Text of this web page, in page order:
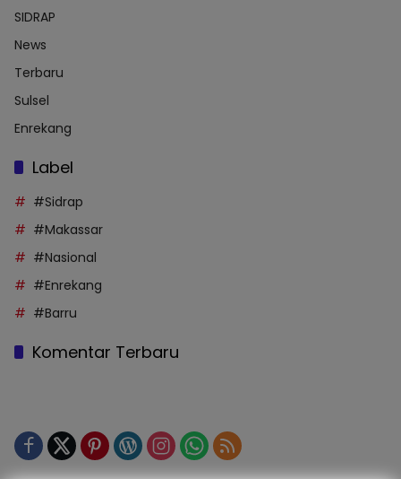
SIDRAP
News
Terbaru
Sulsel
Enrekang
Label
#Sidrap
#Makassar
#Nasional
#Enrekang
#Barru
Komentar Terbaru